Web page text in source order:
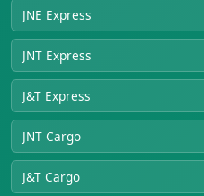
JNE Express
JNT Express
J&T Express
JNT Cargo
J&T Cargo